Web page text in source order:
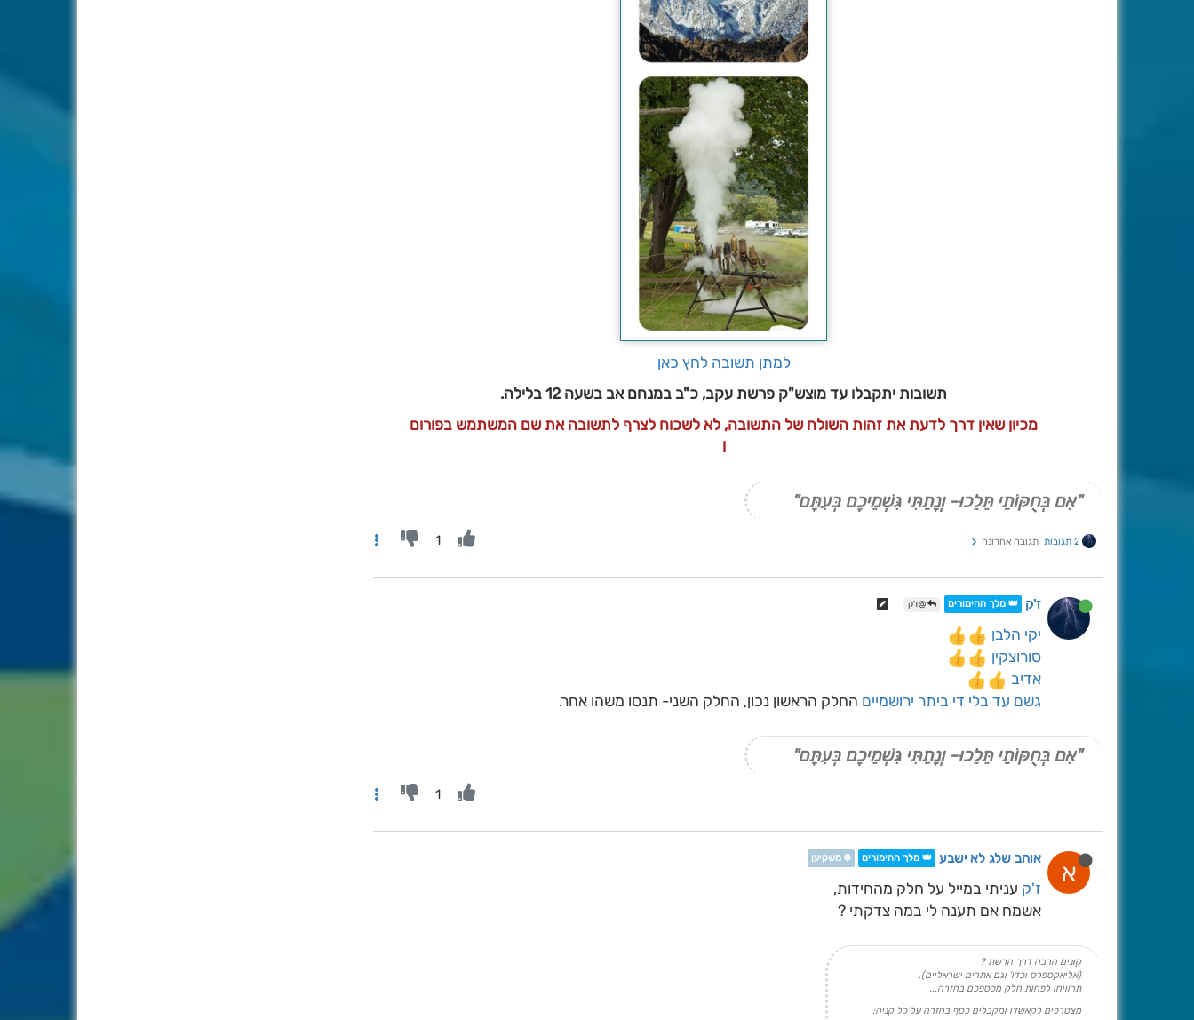
למתן תשובה לחץ כאן
תשובות יתקבלו עד מוצש"ק פרשת עקב, כ"ב במנחם אב בשעה 12 בלילה.
מכיון שאין דרך לדעת את זהות השולח של התשובה, לא לשכוח לצרף לתשובה את שם המשתמש בפורום
!
"אִם בְּחֻקּוֹתַי תֵּלֵכוּ- וְנָתַתִּי גִּשְׁמֵיכֶם בְּעִתָּם"
2 תגובות תגובה אחרונה 1
ז'ק 👑 מלך ההימורים @ז'ק
יקי הלבן
סורוצקין
אדיב
גשם עד בלי די ביתר ירושמיים החלק הראשון נכון, החלק השני- תנסו משהו אחר.
"אִם בְּחֻקּוֹתַי תֵּלֵכוּ- וְנָתַתִּי גִּשְׁמֵיכֶם בְּעִתָּם"
1
א אוהב שלג לא ישבע 👑 מלך ההימורים ❄️ משקיען
ז'ק עניתי במייל על חלק מהחידות,
אשמח אם תענה לי במה צדקתי ?
קונים הרבה דרך הרשת ?
(אליאקספרס וכדו' וגם אתרים ישראליים),
תרוויחו לפחות חלק מכספכם בחזרה...
מצטרפים לקאשדו ומקבלים כסף בחזרה על כל קניה: